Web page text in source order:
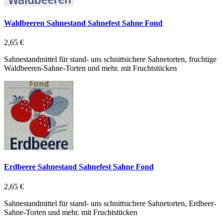
Waldbeeren Sahnestand Sahnefest Sahne Fond
2,65 €
Sahnestandmittel für stand- uns schnittsichere Sahnetorten, fruchtige
Waldbeeren-Sahne-Torten und mehr. mit Fruchtstücken
Erdbeere Sahnestand Sahnefest Sahne Fond
2,65 €
Sahnestandmittel für stand- uns schnittsichere Sahnetorten, Erdbeer-
Sahne-Torten und mehr. mit Fruchtstücken